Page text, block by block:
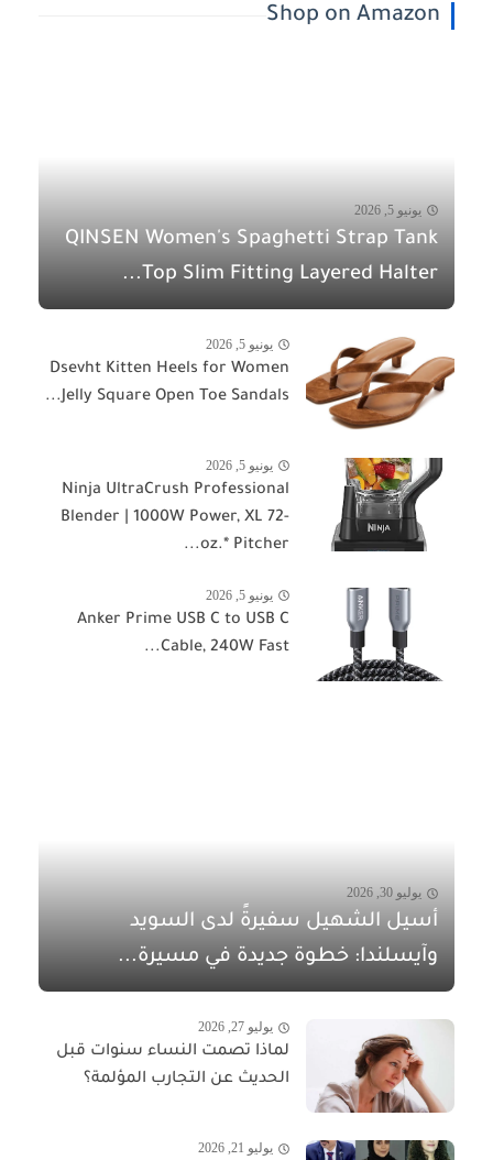
Shop on Amazon
يونيو 5, 2026
QINSEN Women's Spaghetti Strap Tank
Top Slim Fitting Layered Halter...
يونيو 5, 2026
Dsevht Kitten Heels for Women
Jelly Square Open Toe Sandals...
يونيو 5, 2026
Ninja UltraCrush Professional
Blender | 1000W Power, XL 72-
oz.* Pitcher...
يونيو 5, 2026
Anker Prime USB C to USB C
Cable, 240W Fast...
يوليو 30, 2026
أسيل الشهيل سفيرةً لدى السويد
وآيسلندا: خطوة جديدة في مسيرة...
يوليو 27, 2026
لماذا تصمت النساء سنوات قبل
الحديث عن التجارب المؤلمة؟
يوليو 21, 2026